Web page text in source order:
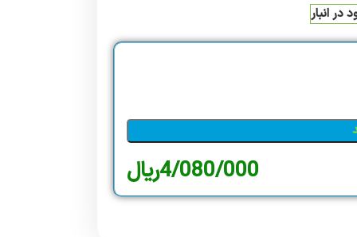
در انبار
4/080/000ریال